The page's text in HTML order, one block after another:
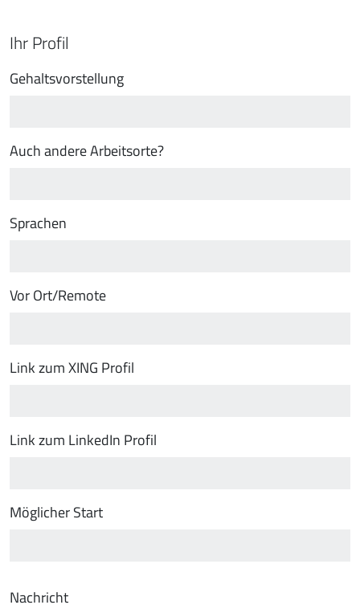
Ihr Profil
Gehaltsvorstellung
Auch andere Arbeitsorte?
Sprachen
Vor Ort/Remote
Link zum XING Profil
Link zum LinkedIn Profil
Möglicher Start
Nachricht